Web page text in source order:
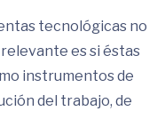
tecnológicas no
es si éstas
instrumentos de
del trabajo, de